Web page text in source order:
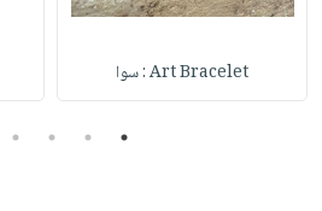
Art Bracelet : سوا
1
2
3
4